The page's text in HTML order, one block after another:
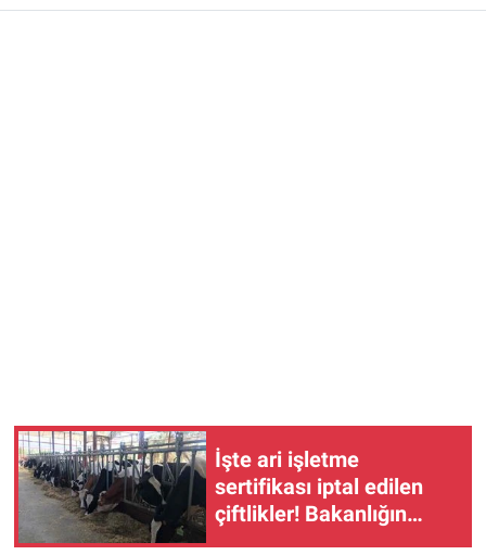
İşte ari işletme
sertifikası iptal edilen
çiftlikler! Bakanlığın
listesinde hangi